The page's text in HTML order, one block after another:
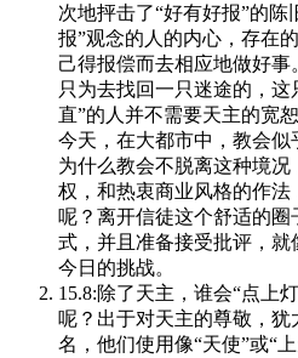
次地抨击了“好有好报”的
报”观念的人的内心，存在
己得报偿而去相应地做好事
只为去找回一只迷途的，
直”的人并不需要天主的宽恕
今天，在大都市中，教会似
为什么教会不脱离这种境
权，和热衷商业风格的作
呢？离开信徒这个舒适的
式，并且准备接受批评，
今日的挑战。
15.8:除了天主，谁会“点上
呢？出于对天主的尊敬，
名，他们使用像“天使”或“